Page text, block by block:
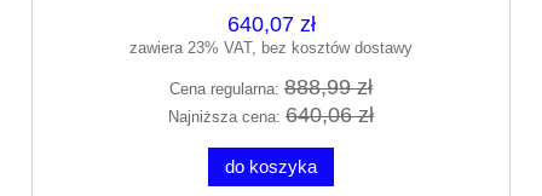
640,07 zł
zawiera 23% VAT, bez kosztów dostawy
Cena regularna: 888,99 zł
Najniższa cena: 640,06 zł
do koszyka